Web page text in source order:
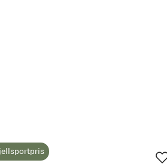
som benyttes, CO2-
er basert på ISO Standard 14040.